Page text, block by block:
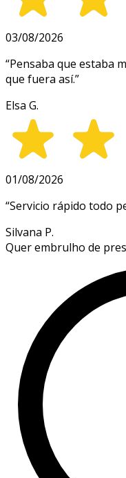
03/08/2026
“Pensaba que estaba
que fuera así.”
Elsa G.
01/08/2026
“Servicio rápido todo
Silvana P.
Quer embrulho de